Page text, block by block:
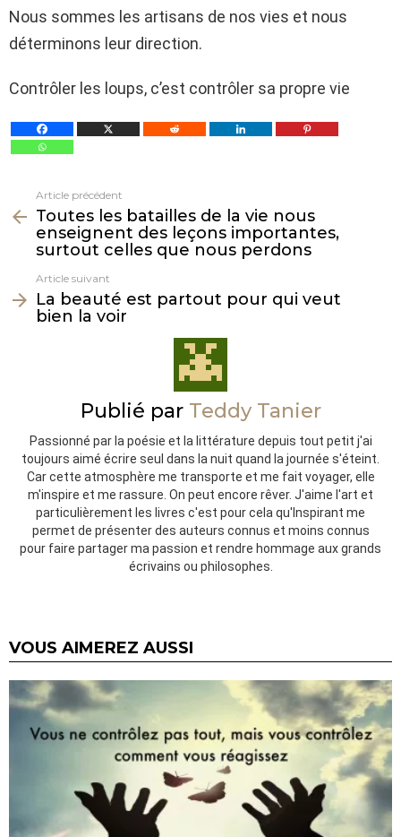
Nous sommes les artisans de nos vies et nous
déterminons leur direction.
Contrôler les loups, c’est contrôler sa propre vie
plus
Article précédent
Toutes les batailles de la vie nous
enseignent des leçons importantes,
surtout celles que nous perdons
Article suivant
La beauté est partout pour qui veut
bien la voir
Publié par Teddy Tanier
Passionné par la poésie et la littérature depuis tout petit j'ai
toujours aimé écrire seul dans la nuit quand la journée s'éteint.
Car cette atmosphère me transporte et me fait voyager, elle
m'inspire et me rassure. On peut encore rêver. J'aime l'art et
particulièrement les livres c'est pour cela qu'Inspirant me
permet de présenter des auteurs connus et moins connus
pour faire partager ma passion et rendre hommage aux grands
écrivains ou philosophes.
VOUS AIMEREZ AUSSI